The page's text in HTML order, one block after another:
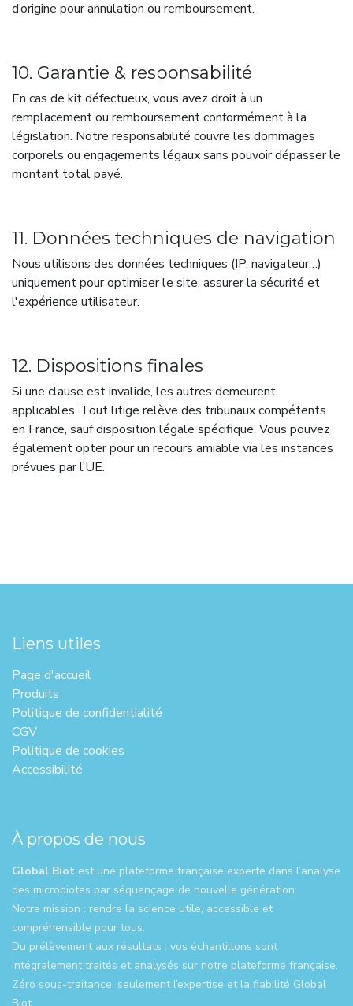
d’origine pour annulation ou remboursement.
10. Garantie & responsabilité
En cas de kit défectueux, vous avez droit à un
remplacement ou remboursement conformément à la
législation. Notre responsabilité couvre les dommages
corporels ou engagements légaux sans pouvoir dépasser le
montant total payé.
11. Données techniques de navigation
Nous utilisons des données techniques (IP, navigateur…)
uniquement pour optimiser le site, assurer la sécurité et
l'expérience utilisateur.
12. Dispositions finales
Si une clause est invalide, les autres demeurent
applicables. Tout litige relève des tribunaux compétents
en France, sauf disposition légale spécifique. Vous pouvez
également opter pour un recours amiable via les instances
prévues par l’UE.
Liens utiles
Page d'ac​cueil
Produits
Politique de confidentialité
CGV
Politique de cookies
Accessibilité
À propos de nous
Global Biot est une plateforme française experte dans l’analyse
des microbiotes par séquençage de nouvelle génération.
Notre mission : rendre la science utile, accessible et
compréhensible pour tous.
Du prélèvement aux résultats : vos échantillons sont
intégralement traités et analysés sur notre plateforme française.
Zéro sous-traitance, seulement l’expertise et la fiabilité Global